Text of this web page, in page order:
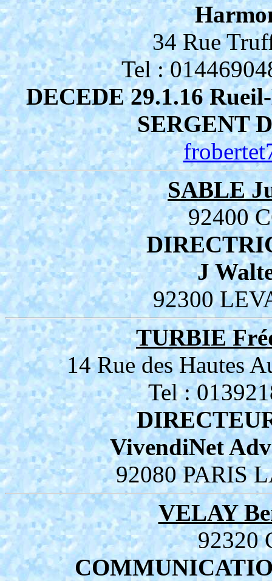
34 Rue
Tel :
DECEDE 29.1.16
SERGENT
SABLE
92400
J
92300
TURBIE
14 Rue des Hautes
Tel :
VivendiNet
92080 PARIS
VELAY
92320